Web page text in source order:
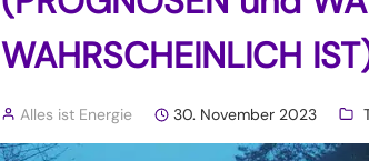
WAHRSCHEINLICH
Alles ist Energie 30. November 2023